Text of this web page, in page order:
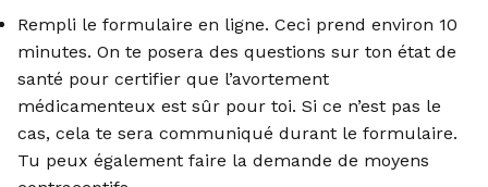
Rempli le formulaire en ligne. Ceci prend environ 10
minutes. On te posera des questions sur ton état de
santé pour certifier que l’avortement
médicamenteux est sûr pour toi. Si ce n’est pas le
cas, cela te sera communiqué durant le formulaire.
Tu peux également faire la demande de moyens